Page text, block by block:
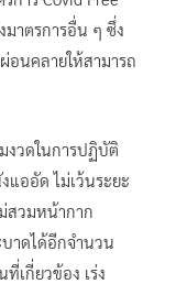
มาตรการอื่น ๆ ซึ่ง
อนคลายให้สามารถ
งวดในการปฏิบัติ
แออัด ไม่เว้นระยะ
สวมหน้ากาก
าดได้อีกจำนวน
เกี่ยวข้อง เร่ง